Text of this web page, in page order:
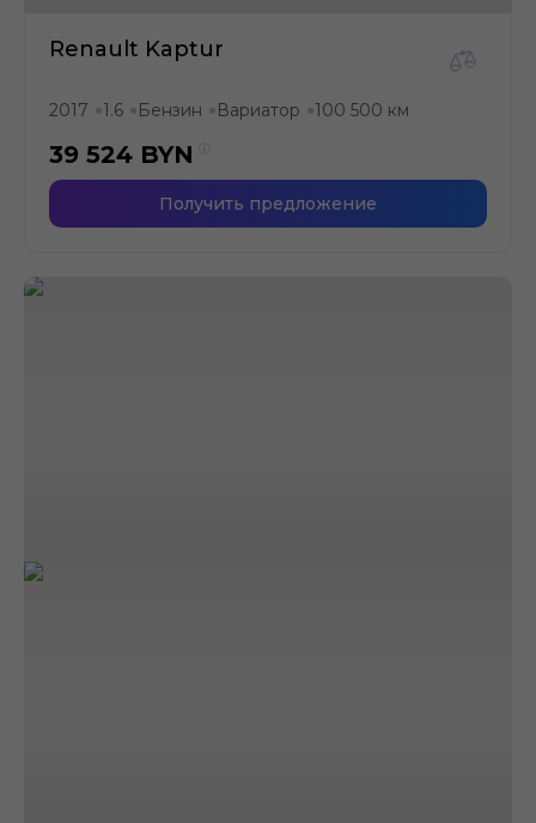
Renault Kaptur
2017 ●1.6 ● Бензин ● Вариатор ●100 500 км
39 524 BYN
Получить предложение